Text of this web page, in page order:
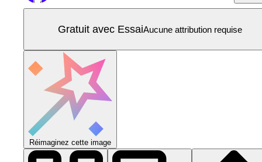
Gratuit avec EssaiAucune attribution requise
Réimaginez cette image